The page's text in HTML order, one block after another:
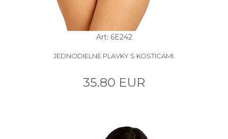
Art: 6E242
JEDNODIELNE PLAVKY S KOSTICAMI.
35.80 EUR